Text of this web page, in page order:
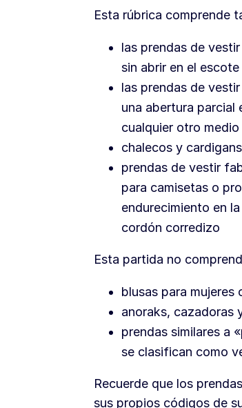
Esta rúbrica comprende
las prendas de
sin abrir en el
las prendas de
una abertura parcial
cualquier otro
chalecos y
prendas de vestir
para camisetas o
endurecimiento en
cordón corredizo
Esta partida no
blusas para mujeres
anoraks, cazadoras
prendas similares a
se clasifican como
Recuerde que los
sus propios códigos de